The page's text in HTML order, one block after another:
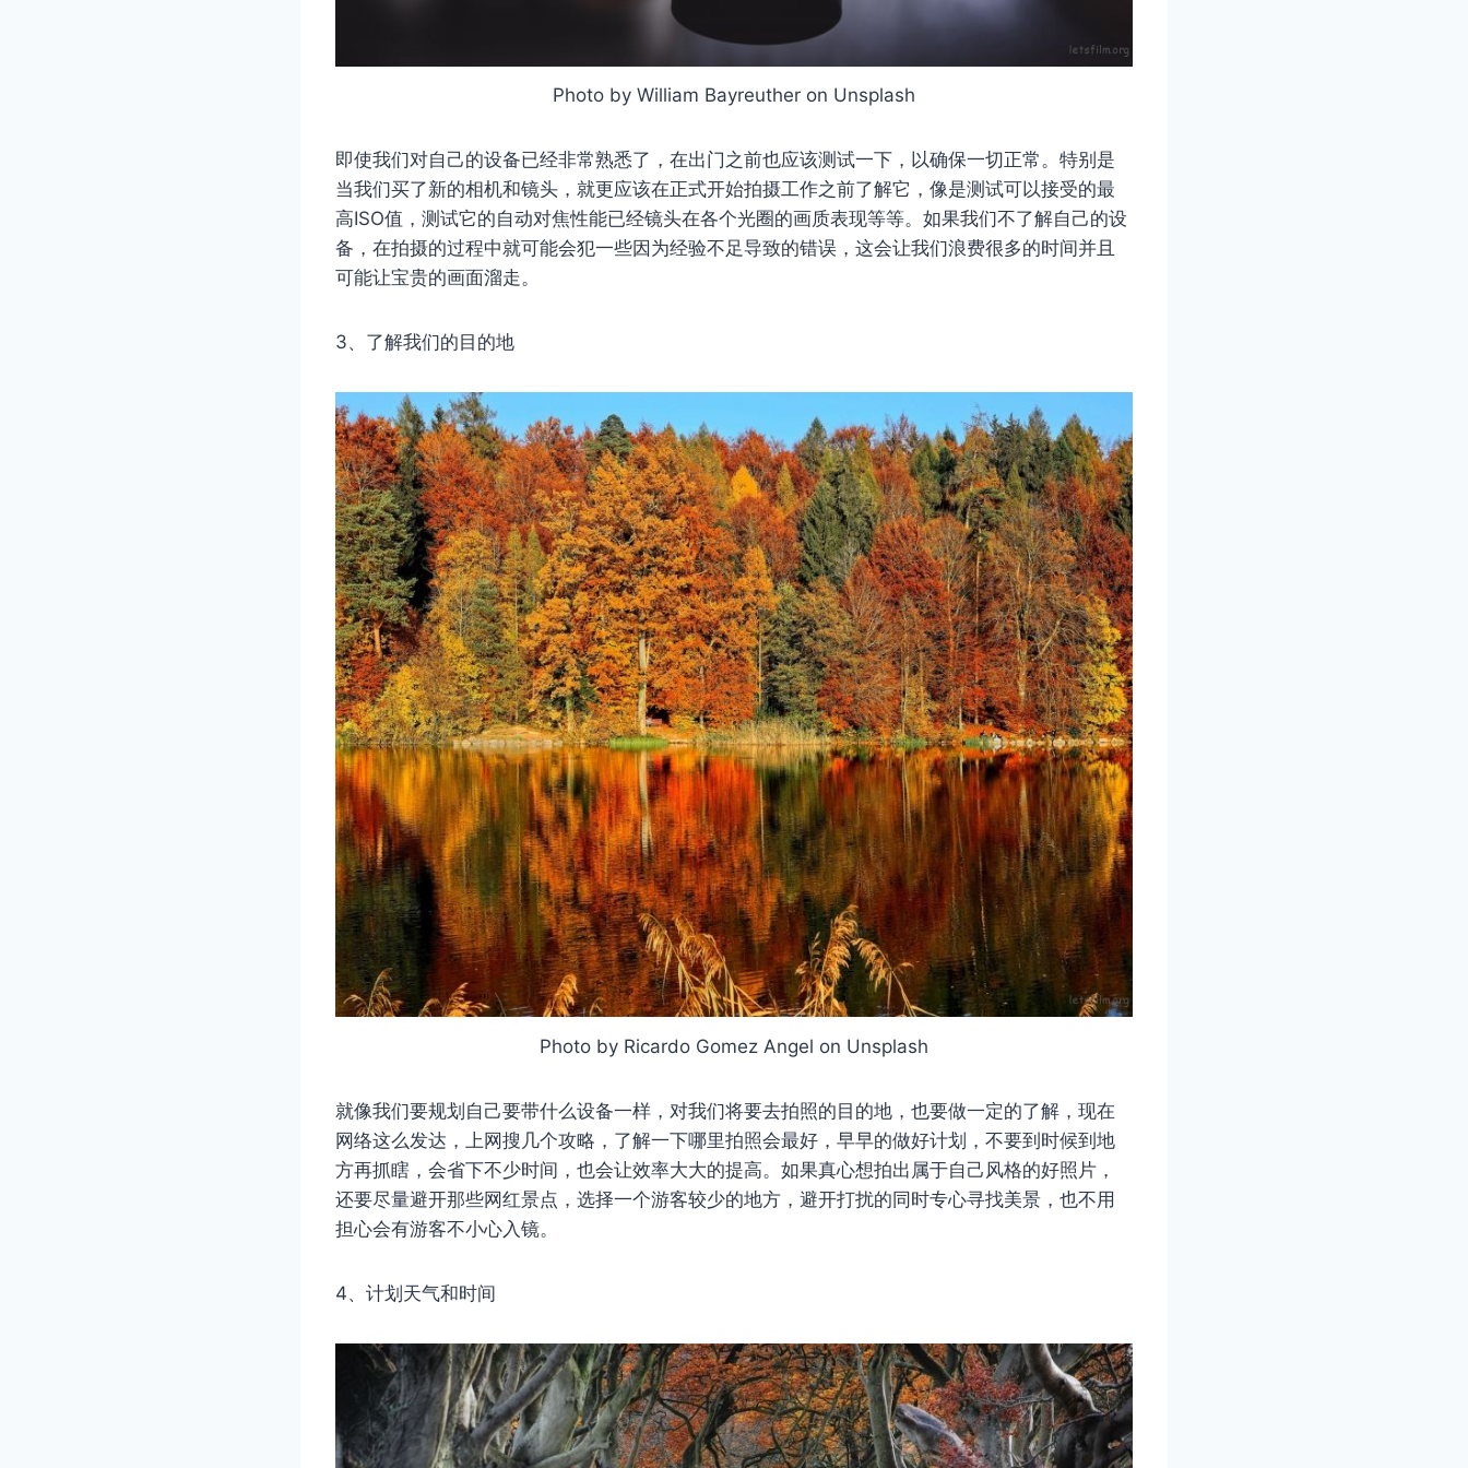
Photo by William Bayreuther on Unsplash
即使我们对自己的设备已经非常熟悉了，在出门之前也应该测试一下，以确保一切正常。特别是
当我们买了新的相机和镜头，就更应该在正式开始拍摄工作之前了解它，像是测试可以接受的最
高ISO值，测试它的自动对焦性能已经镜头在各个光圈的画质表现等等。如果我们不了解自己的设
备，在拍摄的过程中就可能会犯一些因为经验不足导致的错误，这会让我们浪费很多的时间并且
可能让宝贵的画面溜走。
3、了解我们的目的地
Photo by Ricardo Gomez Angel on Unsplash
就像我们要规划自己要带什么设备一样，对我们将要去拍照的目的地，也要做一定的了解，现在
网络这么发达，上网搜几个攻略，了解一下哪里拍照会最好，早早的做好计划，不要到时候到地
方再抓瞎，会省下不少时间，也会让效率大大的提高。如果真心想拍出属于自己风格的好照片，
还要尽量避开那些网红景点，选择一个游客较少的地方，避开打扰的同时专心寻找美景，也不用
担心会有游客不小心入镜。
4、计划天气和时间